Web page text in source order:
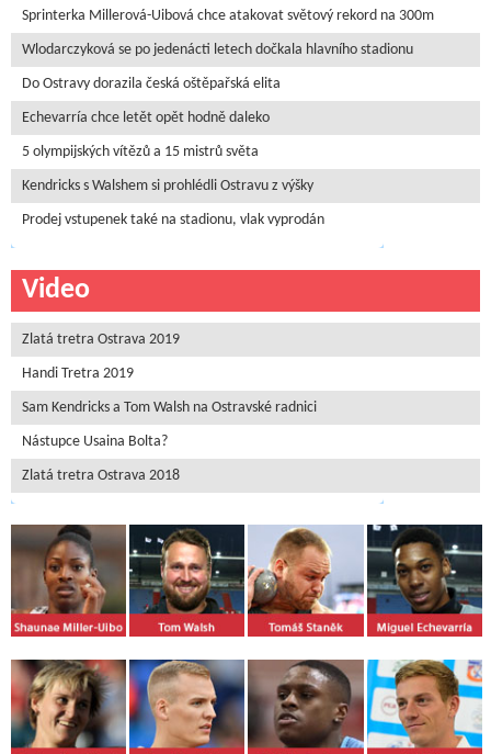
Sprinterka Millerová-Uibová chce atakovat světový rekord na 300m
Wlodarczyková se po jedenácti letech dočkala hlavního stadionu
Do Ostravy dorazila česká oštěpařská elita
Echevarría chce letět opět hodně daleko
5 olympijských vítězů a 15 mistrů světa
Kendricks s Walshem si prohlédli Ostravu z výšky
Prodej vstupenek také na stadionu, vlak vyprodán
Video
Zlatá tretra Ostrava 2019
Handi Tretra 2019
Sam Kendricks a Tom Walsh na Ostravské radnici
Nástupce Usaina Bolta?
Zlatá tretra Ostrava 2018